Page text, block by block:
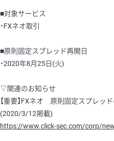
■対象サービス
・FXネオ取引
■原則固定スプレッド再開日
・2020年8月25日(火)
▽関連のお知らせ
【重要】FXネオ 原則固定スプレッ
(2020/3/12掲載)
https://www.click-sec.com/corp/